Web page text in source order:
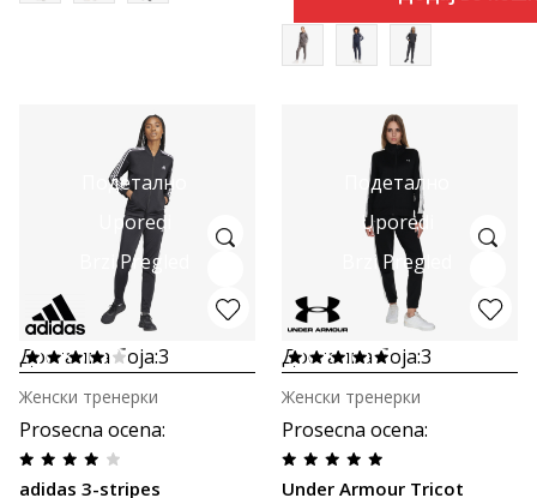
Подетално
Uporedi
Brzi Pregled
Достапна боја:3
Prosecna ocena:
adidas 3-stripes
Женски тренерки
Подетално
Uporedi
Brzi Pregled
Достапна боја:3
Prosecna ocena:
Under Armour Tricot
Женски тренерки